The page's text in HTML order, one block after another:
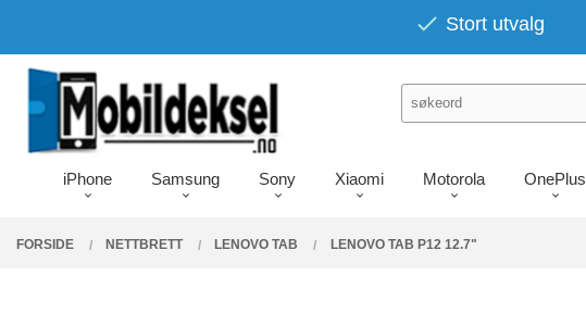
innholdet
Stort utvalg
iPhone Samsung Sony Xiaomi Motorola OnePlus
FORSIDE NETTBRETT LENOVO TAB LENOVO TAB P12 12.7"